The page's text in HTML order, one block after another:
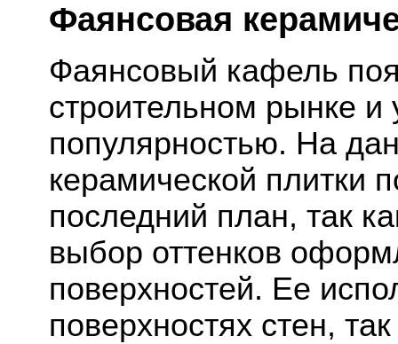
Фаянсовая
Фаянсовый кафель
строительном рынке
популярностью. На
керамической плитки
последний план, так
выбор оттенков
поверхностей. Ее
поверхностях стен,